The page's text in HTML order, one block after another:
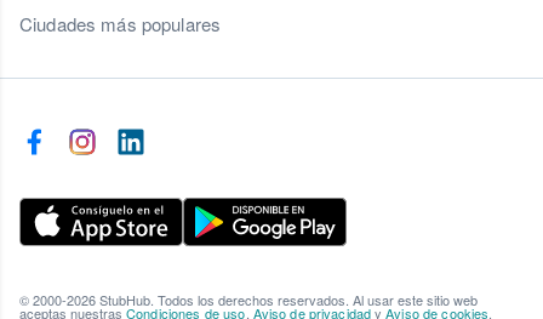
Ciudades más populares
© 2000-2026 StubHub. Todos los derechos reservados. Al usar este sitio web
aceptas nuestras Condiciones de uso, Aviso de privacidadyAviso de cookies.